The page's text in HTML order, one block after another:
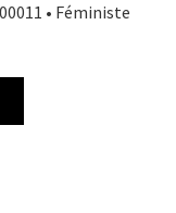
• Féministe